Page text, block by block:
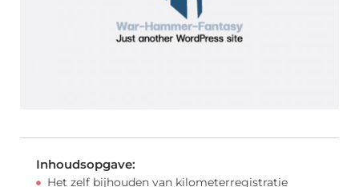
Inhoudsopgave:
Het zelf bijhouden van kilometerregistratie